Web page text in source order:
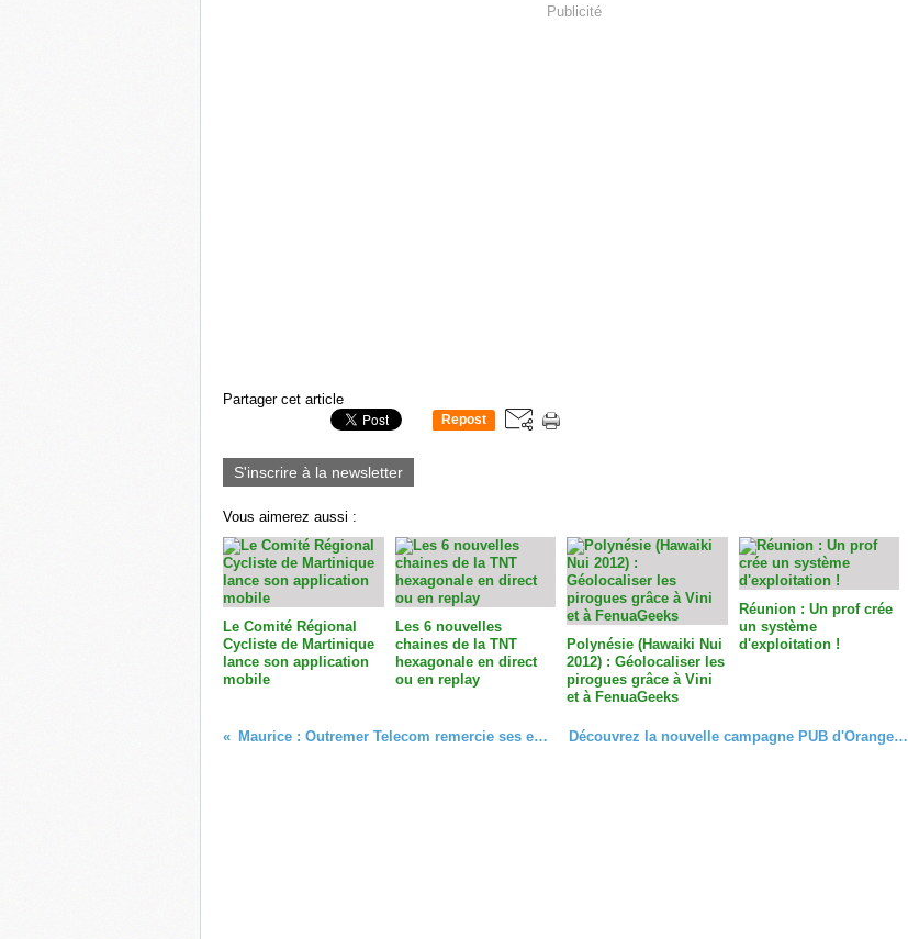
Publicité
Partager cet article
Repost
S'inscrire à la newsletter
Vous aimerez aussi :
Le Comité Régional
Cycliste de Martinique
lance son application
mobile
Les 6 nouvelles
chaines de la TNT
hexagonale en direct
ou en replay
Polynésie (Hawaiki Nui
2012) : Géolocaliser les
pirogues grâce à Vini
et à FenuaGeeks
Réunion : Un prof crée
un système
d'exploitation !
Maurice : Outremer Telecom remercie ses employés Découvrez la nouvelle campagne PUB d'Orange Caraibe